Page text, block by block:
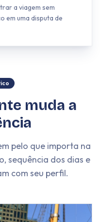
a viagem sem
uma disputa de
muda a
pelo que importa na
sequência dos dias e
com seu perfil.